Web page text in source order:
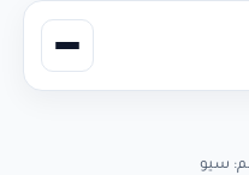
سيو